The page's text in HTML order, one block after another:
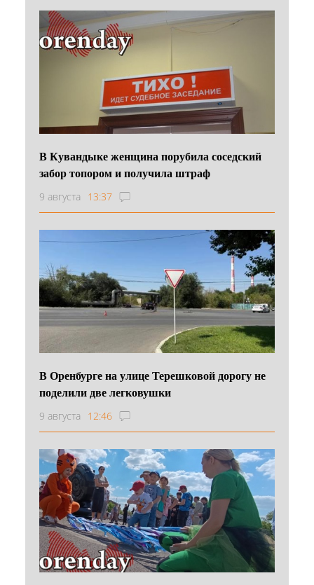
В Кувандыке женщина порубила соседский
забор топором и получила штраф
9 августа 13:37
В Оренбурге на улице Терешковой дорогу не
поделили две легковушки
9 августа 12:46